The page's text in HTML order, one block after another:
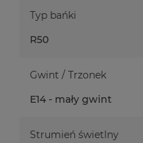
Typ bańki
R50
Gwint / Trzonek
E14 - mały gwint
Strumień świetlny